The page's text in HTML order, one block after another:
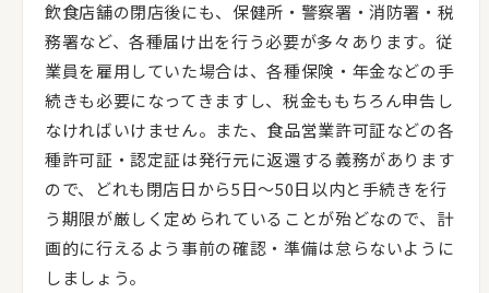
飲食店舗の閉店後にも、保健所・警察署・消防署・税
務署など、各種届け出を行う必要が多々あります。従
業員を雇用していた場合は、各種保険・年金などの手
続きも必要になってきますし、税金ももちろん申告し
なければいけません。また、食品営業許可証などの各
種許可証・認定証は発行元に返還する義務があります
ので、どれも閉店日から5日～50日以内と手続きを行
う期限が厳しく定められていることが殆どなので、計
画的に行えるよう事前の確認・準備は怠らないように
しましょう。